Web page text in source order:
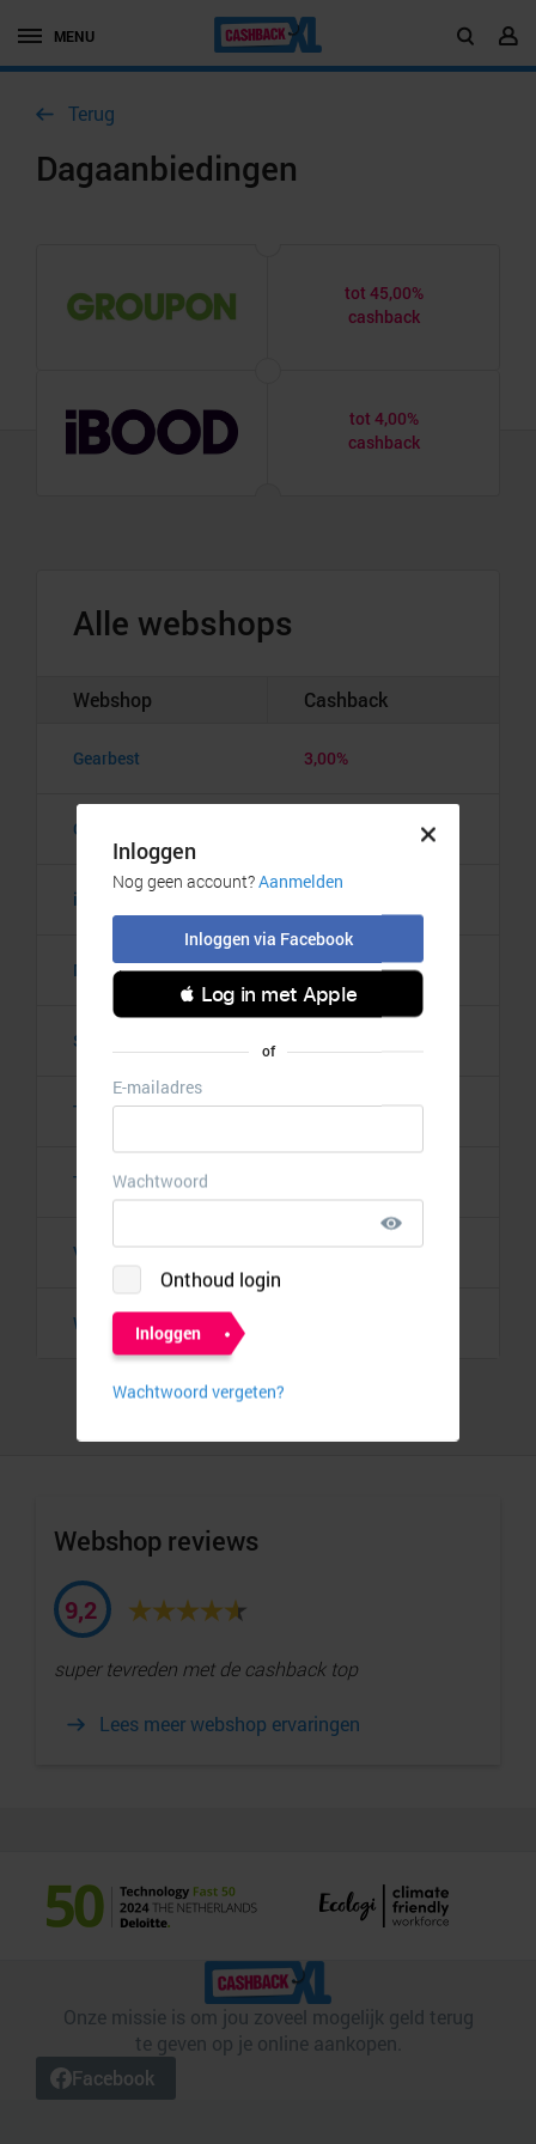
MENU
Terug
Dagaanbiedingen
tot 45,00%
cashback
tot 4,00%
cashback
Alle webshops
Webshop Cashback
Gearbest 3,00%
Groupon
iBood
Mini in the box 10,00%
Stuntpakker.nl
Telsell
Tripper
Velleman Deals
Wowcher
Webshop reviews
9,2
super tevreden met de cashback top
Lees meer webshop ervaringen
Onze missie is om jou zoveel mogelijk geld terug
te geven op je online aankopen.
Facebook